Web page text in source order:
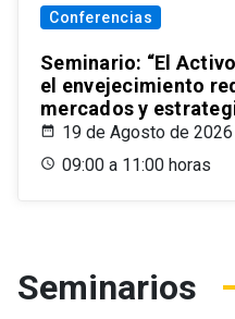
Conferencias
Seminario: “El
el envejecimiento
mercados y
19 de Agosto de 2026
09:00 a 11:00 horas
Seminarios